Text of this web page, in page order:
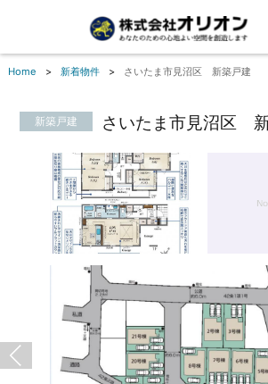
Home 新着物件 さいたま市見沼区 新築戸建
新築戸建 さいたま市見沼区